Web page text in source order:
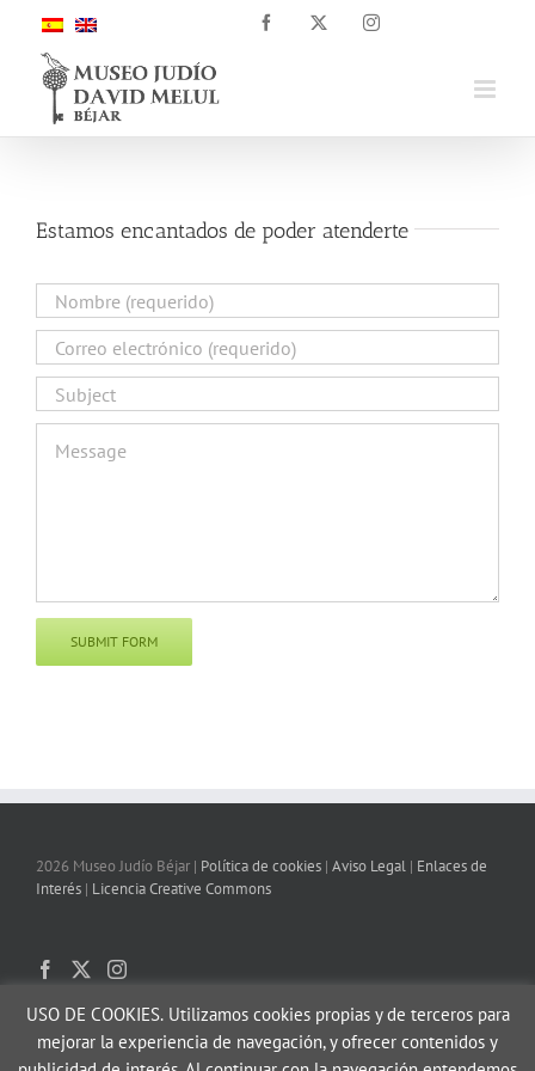
contenido
Facebook Instagram
Estamos encantados de poder atenderte
2026 Museo Judío Béjar | Política de cookies | Aviso Legal | Enlaces de
Interés | Licencia Creative Commons
USO DE COOKIES.Utilizamos cookies propias y de terceros para
mejorar la experiencia de navegación, y ofrecer contenidos y